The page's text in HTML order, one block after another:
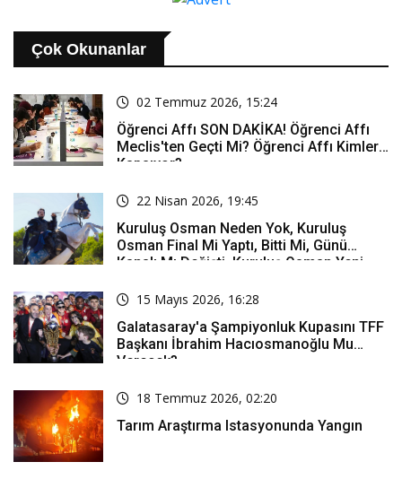
Çok Okunanlar
02 Temmuz 2026, 15:24
Öğrenci Affı SON DAKİKA! Öğrenci Affı
Meclis'ten Geçti Mi? Öğrenci Affı Kimleri
Kapsıyor?
22 Nisan 2026, 19:45
Kuruluş Osman Neden Yok, Kuruluş
Osman Final Mi Yaptı, Bitti Mi, Günü
Kanalı Mı Değişti, Kuruluş Osman Yeni
15 Mayıs 2026, 16:28
Galatasaray'a Şampiyonluk Kupasını TFF
Başkanı İbrahim Hacıosmanoğlu Mu
Verecek?
18 Temmuz 2026, 02:20
Tarım Araştırma Istasyonunda Yangın